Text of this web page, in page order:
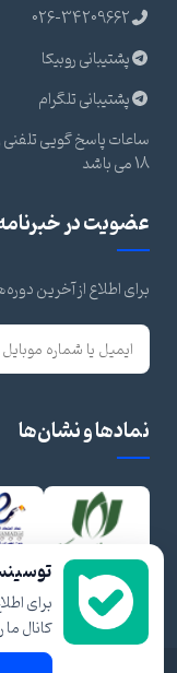
026-34209662
پشتیبانی روبیکا
پشتیبانی تلگرام
18 می باشد
عضویت در
برای اطلاع از آخرین
نمادها و نشان‌ها
برای
کانال ما